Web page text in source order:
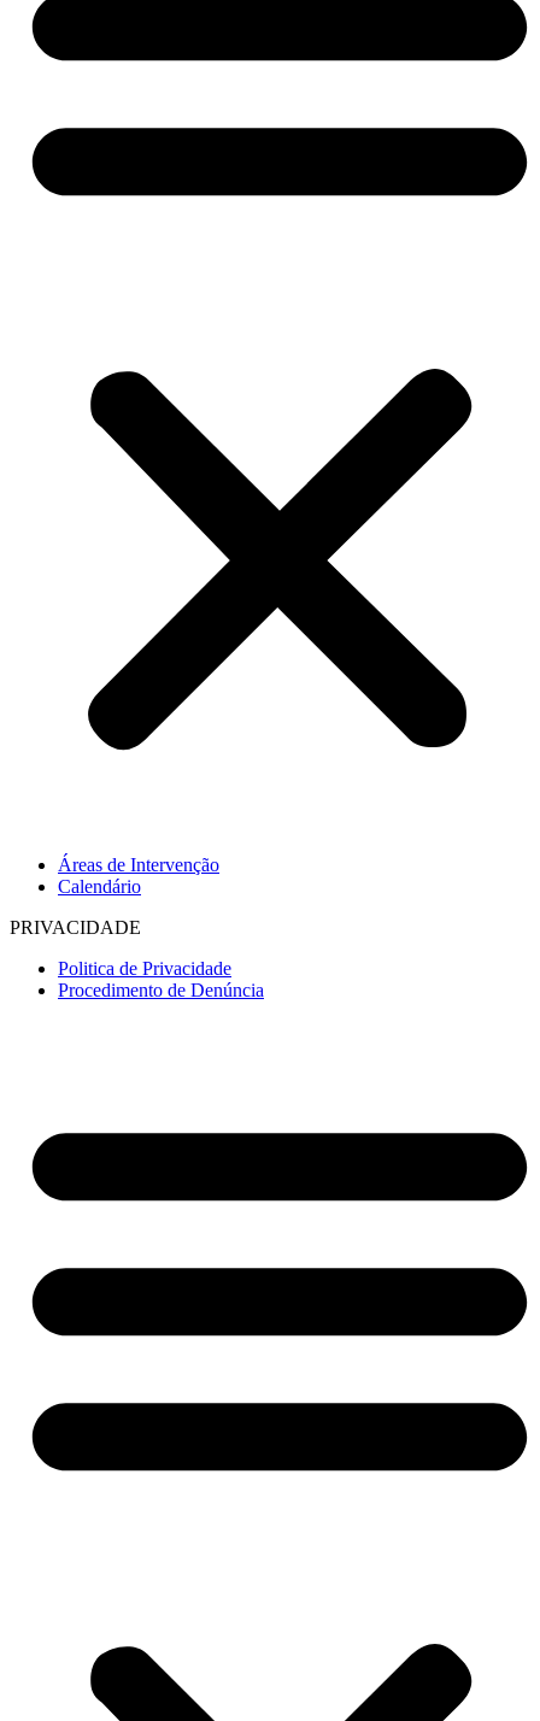
Áreas de Intervenção
Calendário
PRIVACIDADE
Politica de Privacidade
Procedimento de Denúncia